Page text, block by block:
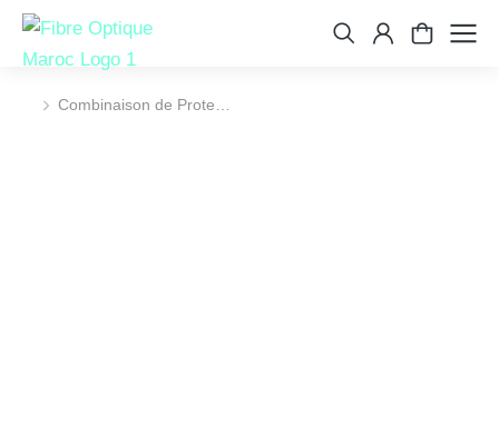
Vous êtes ici :
Combinaison de Prote…